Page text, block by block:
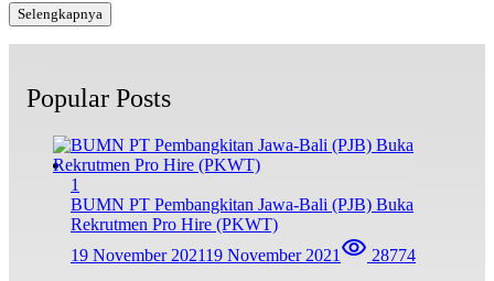
Selengkapnya
Popular Posts
1
BUMN PT Pembangkitan Jawa-Bali (PJB) Buka
Rekrutmen Pro Hire (PKWT)
19 November 202119 November 2021 28774